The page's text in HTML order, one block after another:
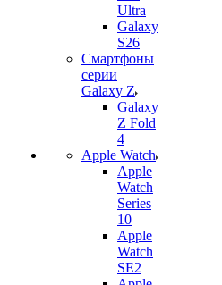
Ultra
Galaxy
S26
Смартфоны
серии
Galaxy Z
Galaxy
Z Fold
4
Apple Watch
Apple
Watch
Series
10
Apple
Watch
SE2